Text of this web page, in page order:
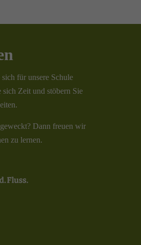
für unsere Schule
sich Zeit und stöbern Sie
Dann freuen wir
zu lernen.